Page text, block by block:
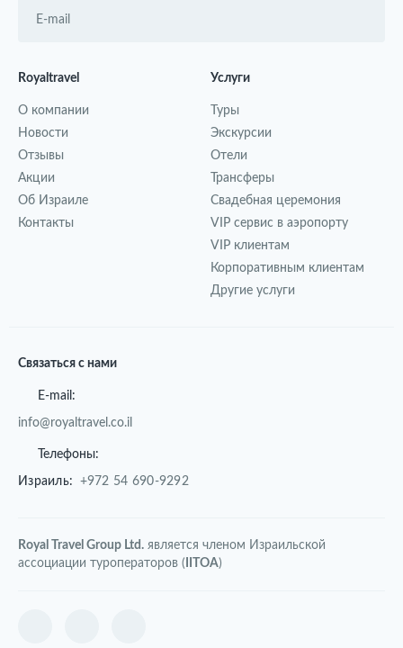
Royaltravel
О компании
Новости
Отзывы
Акции
Об Израиле
Контакты
Услуги
Туры
Экскурсии
Отели
Трансферы
Свадебная церемония
VIP сервис в аэропорту
VIP клиентам
Корпоративным клиентам
Другие услуги
Связаться с нами
E-mail:
info@royaltravel.co.il
Телефоны:
Израиль: +972 54 690-9292
Royal Travel Group Ltd. является членом Израильской
ассоциации туроператоров ( IITOA)